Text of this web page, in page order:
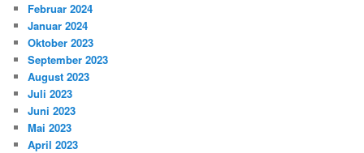
Februar 2024
Januar 2024
Oktober 2023
September 2023
August 2023
Juli 2023
Juni 2023
Mai 2023
April 2023